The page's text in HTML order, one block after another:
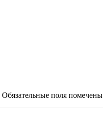
Обязательные поля помечены